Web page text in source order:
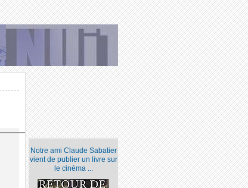
Notre ami Claude Sabatier
vient de publier un livre sur
le cinéma ...